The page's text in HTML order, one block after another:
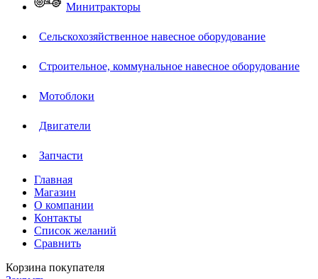
Минитракторы
Сельскохозяйственное навесное оборудование
Строительное, коммунальное навесное оборудование
Мотоблоки
Двигатели
Запчасти
Главная
Магазин
О компании
Контакты
Список желаний
Сравнить
Корзина покупателя